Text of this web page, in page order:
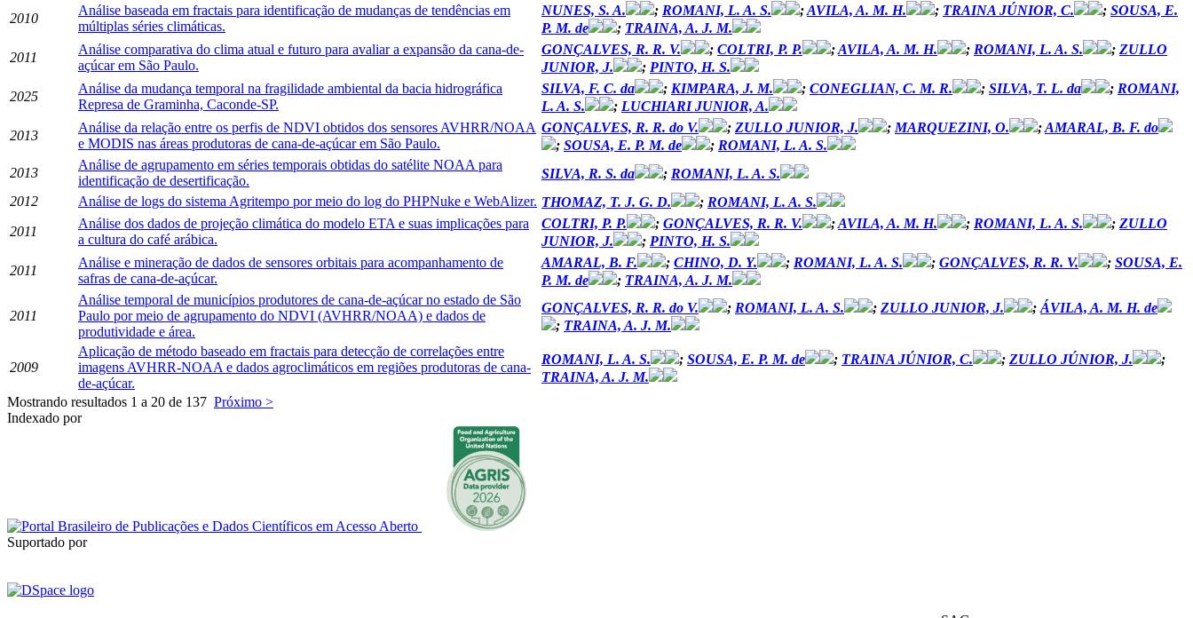
2010
Análise baseada em fractais para identificação de mudanças de tendências em
múltiplas séries climáticas.
NUNES, S. A. ; ROMANI, L. A. S. ;AVILA, A. M. H. ; TRAINA JÚNIOR, C. ; SOUSA, E.
P. M. de
; TRAINA, A. J. M.
2011
Análise comparativa do clima atual e futuro para avaliar a expansão da cana-de-
açúcar em São Paulo.
GONÇALVES, R. R. V. ; COLTRI, P. P. ;AVILA, A. M. H. ; ROMANI, L. A. S. ; ZULLO
JUNIOR, J.
; PINTO, H. S.
2025
Análise da mudança temporal na fragilidade ambiental da bacia hidrográfica
Represa de Graminha, Caconde-SP.
SILVA, F. C. da ; KIMPARA, J. M. ; CONEGLIAN, C. M. R. ; SILVA, T. L. da ; ROMANI,
L. A. S.
; LUCHIARI JUNIOR, A.
2013
Análise da relação entre os perfis de NDVI obtidos dos sensores AVHRR/NOAA
e MODIS nas áreas produtoras de cana-de-açúcar em São Paulo.
GONÇALVES, R. R. do V. ; ZULLO JUNIOR, J. ; MARQUEZINI, O. ;AMARAL, B. F. do
; SOUSA, E. P. M. de ; ROMANI, L. A. S.
2013
Análise de agrupamento em séries temporais obtidas do satélite NOAA para
identificação de desertificação.
SILVA, R. S. da ; ROMANI, L. A. S.
2012
Análise de logs do sistema Agritempo por meio do log do PHPNuke e WebAlizer. THOMAZ, T. J. G. D. ; ROMANI, L. A. S.
2011
Análise dos dados de projeção climática do modelo ETA e suas implicações para
a cultura do café arábica.
COLTRI, P. P. ; GONÇALVES, R. R. V. ;AVILA, A. M. H. ; ROMANI, L. A. S. ; ZULLO
JUNIOR, J.
; PINTO, H. S.
2011
Análise e mineração de dados de sensores orbitais para acompanhamento de
safras de cana-de-açúcar.
AMARAL, B. F. ; CHINO, D. Y. ; ROMANI, L. A. S. ; GONÇALVES, R. R. V. ; SOUSA, E.
P. M. de
; TRAINA, A. J. M.
2011
Análise temporal de municípios produtores de cana-de-açúcar no estado de São
Paulo por meio de agrupamento do NDVI (AVHRR/NOAA) e dados de
produtividade e área.
GONÇALVES, R. R. do V. ; ROMANI, L. A. S. ; ZULLO JUNIOR, J. ; ÁVILA, A. M. H. de
; TRAINA, A. J. M.
2009
Aplicação de método baseado em fractais para detecção de correlações entre
imagens AVHRR-NOAA e dados agroclimáticos em regiões produtoras de cana-
de-açúcar.
ROMANI, L. A. S. ; SOUSA, E. P. M. de ; TRAINA JÚNIOR, C. ; ZULLO JÚNIOR, J.
;
TRAINA, A. J. M.
Mostrando resultados 1 a 20 de 137 Próximo >
Indexado por
Suportado por